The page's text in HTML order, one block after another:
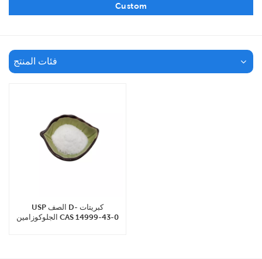
Custom
فئات المنتج
USP الصف D- كبريتات
الجلوكوزامين CAS 14999-43-0